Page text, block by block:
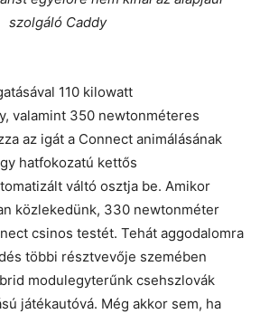
szolgáló Caddy
110 kilowatt
valamint 350 newtonméteres
az igát a Connect animálásának
hatfokozatú kettős
váltó osztja be. Amikor
közlekedünk, 330 newtonméter
csinos testét. Tehát aggodalomra
többi résztvevője szemében
modulegyterűnk csehszlovák
játékautóvá. Még akkor sem, ha